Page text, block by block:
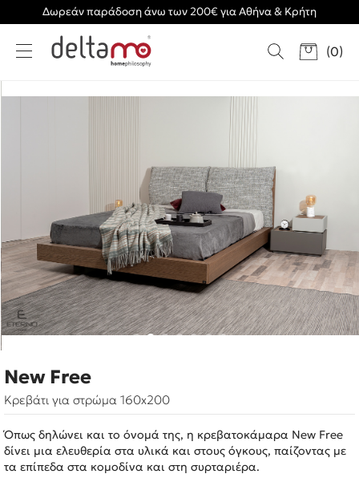
Δωρεάν παράδοση άνω των 200€ για Αθήνα & Κρήτη
(0)
New Free
Κρεβάτι για στρώμα 160x200
Όπως δηλώνει και το όνομά της, η κρεβατοκάμαρα New Free
δίνει μια ελευθερία στα υλικά και στους όγκους, παίζοντας με
τα επίπεδα στα κομοδίνα και στη συρταριέρα.